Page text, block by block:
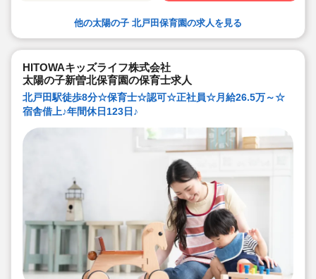
他の太陽の子 北戸田保育園の求人を見る
HITOWAキッズライフ株式会社
太陽の子新曽北保育園の保育士求人
北戸田駅徒歩8分☆保育士☆認可☆正社員☆月給26.5万～☆
宿舎借上♪年間休日123日♪